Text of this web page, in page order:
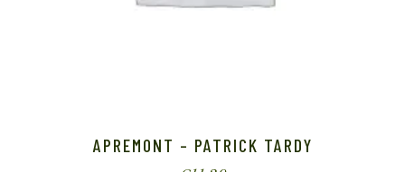
APREMONT – PATRICK TARDY